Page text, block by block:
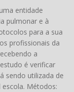
entidade
pulmonar e à
para a sua
profissionais da
a
é verificar
sendo utilizada de
Métodos: